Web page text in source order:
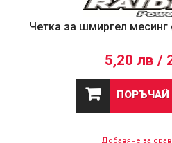
Четка за шмиргел месинг
5,20 лв /
ПОРЪЧАЙ
Добавяне за